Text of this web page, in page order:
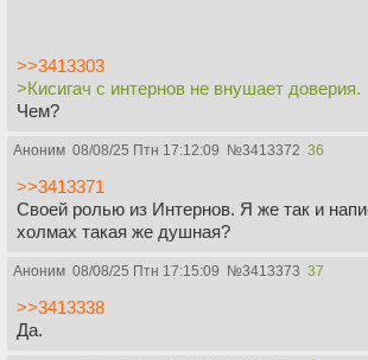
>>3413303
>Кисигач с интернов не внушает доверия.
Чем?
Аноним 08/08/25 Птн 17:12:09 №3413372 36
>>3413371
Своей ролью из Интернов. Я же так и
холмах такая же душная?
Аноним 08/08/25 Птн 17:15:09 №3413373 37
>>3413338
Да.